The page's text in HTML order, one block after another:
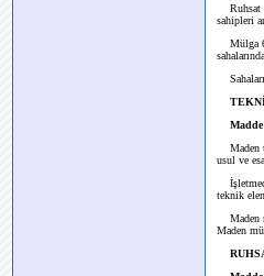
Ruhsat
sahipleri
Mülga
Maden
usul ve
teknik
Maden
Maden